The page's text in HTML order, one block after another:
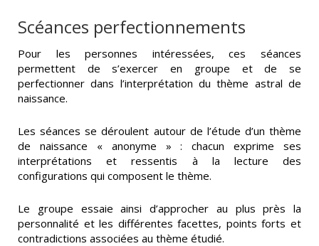
Scéances perfectionnements
Pour les personnes intéressées, ces séances
permettent de s’exercer en groupe et de se
perfectionner dans l’interprétation du thème astral de
naissance.
Les séances se déroulent autour de l’étude d’un thème
de naissance « anonyme » : chacun exprime ses
interprétations et ressentis à la lecture des
configurations qui composent le thème.
Le groupe essaie ainsi d’approcher au plus près la
personnalité et les différentes facettes, points forts et
contradictions associées au thème étudié.